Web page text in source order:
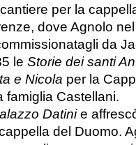
per la
dove Agnolo
da
le Storie dei santi
e Nicola per la
famiglia Castellani.
Datinie
del Duomo.